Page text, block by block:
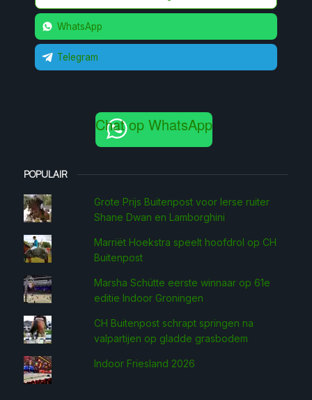
WhatsApp
Telegram
Chat op WhatsApp
POPULAIR
Grote Prijs Buitenpost voor Ierse ruiter
Shane Dwan en Lamborghini
Marriët Hoekstra speelt hoofdrol op CH
Buitenpost
Marsha Schütte eerste win­naar op 61e
editie Indoor Groningen
CH Buitenpost schrapt springen na
valpartijen op gladde grasbodem
Indoor Friesland 2026